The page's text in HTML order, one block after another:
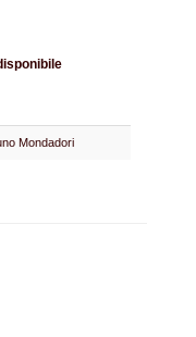
Mondadori